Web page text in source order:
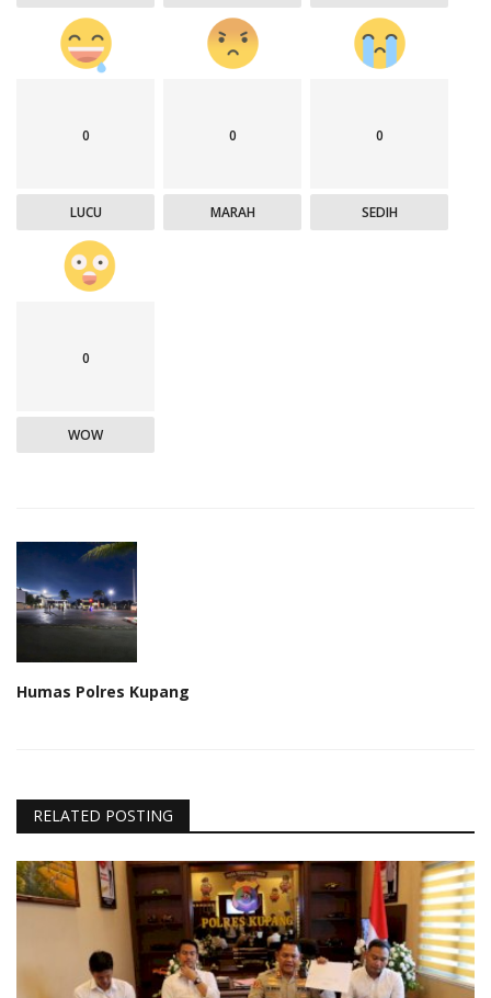
0
LUCU
0
MARAH
0
SEDIH
0
WOW
Humas Polres Kupang
RELATED POSTING